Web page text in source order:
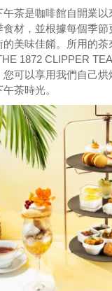
午茶是咖啡館自開業
材，並根據每個季
美味佳餚。所用的
1872 CLIPPER
可以享用我們自己烘
茶時光。